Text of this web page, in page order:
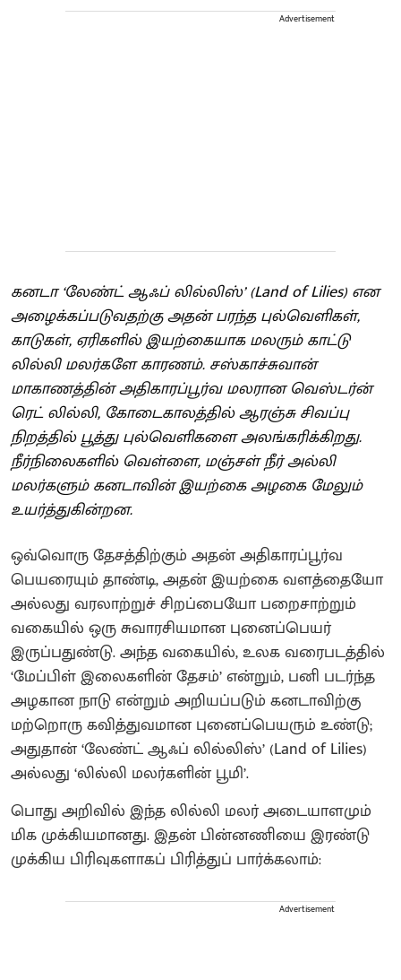
Advertisement
கனடா ‘லேண்ட் ஆஃப் லில்லிஸ்’ (Land of Lilies) என
அழைக்கப்படுவதற்கு அதன் பரந்த புல்வெளிகள்,
காடுகள், ஏரிகளில் இயற்கையாக மலரும் காட்டு
லில்லி மலர்களே காரணம். சஸ்காச்சுவான்
மாகாணத்தின் அதிகாரப்பூர்வ மலரான வெஸ்டர்ன்
ரெட் லில்லி, கோடைகாலத்தில் ஆரஞ்சு சிவப்பு
நிறத்தில் பூத்து புல்வெளிகளை அலங்கரிக்கிறது.
நீர்நிலைகளில் வெள்ளை, மஞ்சள் நீர் அல்லி
மலர்களும் கனடாவின் இயற்கை அழகை மேலும்
உயர்த்துகின்றன.
ஒவ்வொரு தேசத்திற்கும் அதன் அதிகாரப்பூர்வ
பெயரையும் தாண்டி, அதன் இயற்கை வளத்தையோ
அல்லது வரலாற்றுச் சிறப்பையோ பறைசாற்றும்
வகையில் ஒரு சுவாரசியமான புனைப்பெயர்
இருப்பதுண்டு. அந்த வகையில், உலக வரைபடத்தில்
‘மேப்பிள் இலைகளின் தேசம்’ என்றும், பனி படர்ந்த
அழகான நாடு என்றும் அறியப்படும் கனடாவிற்கு
மற்றொரு கவித்துவமான புனைப்பெயரும் உண்டு;
அதுதான் ‘லேண்ட் ஆஃப் லில்லிஸ்’ (Land of Lilies)
அல்லது ‘லில்லி மலர்களின் பூமி’.
பொது அறிவில் இந்த லில்லி மலர் அடையாளமும்
மிக முக்கியமானது. இதன் பின்னணியை இரண்டு
முக்கிய பிரிவுகளாகப் பிரித்துப் பார்க்கலாம்:
Advertisement